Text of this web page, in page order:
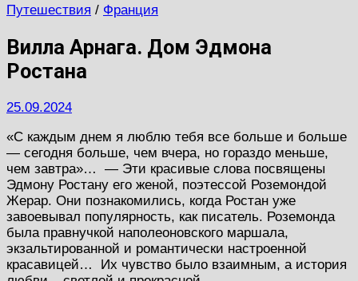
Путешествия / Франция
Вилла Арнага. Дом Эдмона
Ростана
25.09.2024
«С каждым днем я люблю тебя все больше и больше
— сегодня больше, чем вчера, но гораздо меньше,
чем завтра»… — Эти красивые слова посвящены
Эдмону Ростану его женой, поэтессой Роземондой
Жерар. Они познакомились, когда Ростан уже
завоевывал популярность, как писатель. Роземонда
была правнучкой наполеоновского маршала,
экзальтированной и романтически настроенной
красавицей… Их чувство было взаимным, а история